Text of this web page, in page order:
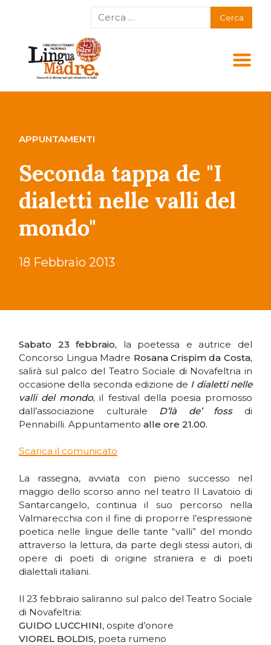
APPUNTAMENTI
Seconda tappa de "I
dialetti nelle valli del
mondo"
18 Febbraio 2013
Sabato 23 febbraio, la poetessa e autrice del
Concorso Lingua Madre Rosana Crispim da Costa,
salirà sul palco del Teatro Sociale di Novafeltria in
occasione della seconda edizione de I dialetti nelle
valli del mondo,il festival della poesia promosso
dall’associazione culturale D’là de’ foss di
Pennabilli. Appuntamento alle ore 21.00.
Scarica il comunicato
La rassegna, avviata con pieno successo nel
maggio dello scorso anno nel teatro Il Lavatoio di
Santarcangelo, continua il suo percorso nella
Valmarecchia con il fine di proporre l’espressione
poetica nelle lingue delle tante “valli” del mondo
attraverso la lettura, da parte degli stessi autori, di
opere di poeti di origine straniera e di poeti
dialettali italiani.
Il 23 febbraio saliranno sul palco del Teatro Sociale
di Novafeltria:
GUIDO LUCCHINI, ospite d’onore
VIOREL BOLDIS, poeta rumeno